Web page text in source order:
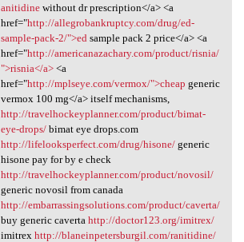
anitidinewithout dr prescription</a> <a
href="http://allegrobankruptcy.com/drug/ed-
sample-pack-2/">ed sample pack 2 price</a> <a
href="http://americanazachary.com/product/risnia/
">risnia</a><a
href="http://mplseye.com/vermox/">cheap generic
vermox 100 mg</a> itself mechanisms,
http://travelhockeyplanner.com/product/bimat-
eye-drops/bimat eye drops.com
http://lifelooksperfect.com/drug/hisone/generic
hisone pay for by e check
http://travelhockeyplanner.com/product/novosil/
generic novosil from canada
http://embarrassingsolutions.com/product/caverta/
buy generic caverta http://doctor123.org/imitrex/
imitrex http://blaneinpetersburgil.com/ranitidine/